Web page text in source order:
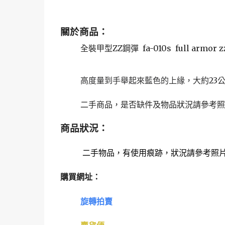
關於商品：
全裝甲型ZZ鋼彈 fa-010s full armor
高度量到手舉起來藍色的上緣，大約23
二手商品，是否缺件及物品狀況請參考
商品狀況：
二手物品，有使用痕跡， 狀況請參考照片
購買網址：
旋轉拍賣